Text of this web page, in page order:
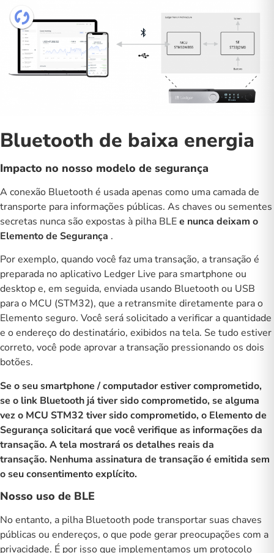
Bluetooth de baixa energia
Impacto no nosso modelo de segurança
A conexão Bluetooth é usada apenas como uma camada de
transporte para informações públicas. As chaves ou sementes
secretas nunca são expostas à pilha BLEe nunca deixam o
Elemento de Segurança .
Por exemplo, quando você faz uma transação, a transação é
preparada no aplicativo Ledger Live para smartphone ou
desktop e, em seguida, enviada usando Bluetooth ou USB
para o MCU (STM32), que a retransmite diretamente para o
Elemento seguro. Você será solicitado a verificar a quantidade
e o endereço do destinatário, exibidos na tela. Se tudo estiver
correto, você pode aprovar a transação pressionando os dois
botões.
Se o seu smartphone / computador estiver comprometido,
se o link Bluetooth já tiver sido comprometido, se alguma
vez o MCU STM32 tiver sido comprometido, o Elemento de
Segurança solicitará que você verifique as informações da
transação. A tela mostrará os detalhes reais da
transação. Nenhuma assinatura de transação é emitida sem
o seu consentimento explícito.
Nosso uso de BLE
No entanto, a pilha Bluetooth pode transportar suas chaves
públicas ou endereços, o que pode gerar preocupações com a
privacidade. É por isso que implementamos um protocolo